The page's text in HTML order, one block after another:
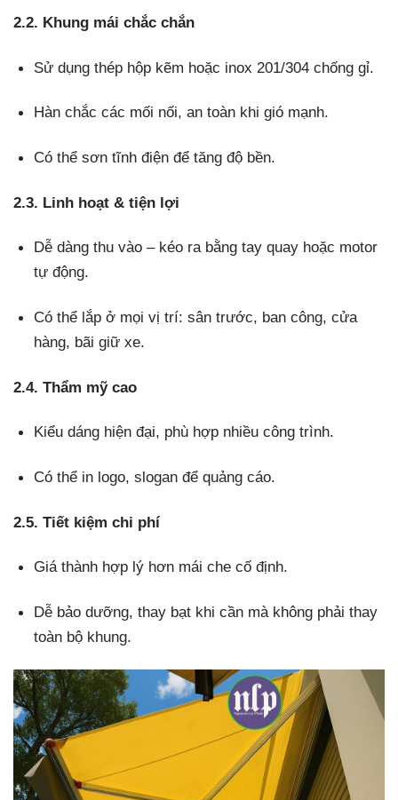
2.2. Khung mái chắc chắn
Sử dụng thép hộp kẽm hoặc inox 201/304 chống gỉ.
Hàn chắc các mối nối, an toàn khi gió mạnh.
Có thể sơn tĩnh điện để tăng độ bền.
2.3. Linh hoạt & tiện lợi
Dễ dàng thu vào – kéo ra bằng tay quay hoặc motor
tự động.
Có thể lắp ở mọi vị trí: sân trước, ban công, cửa
hàng, bãi giữ xe.
2.4. Thẩm mỹ cao
Kiểu dáng hiện đại, phù hợp nhiều công trình.
Có thể in logo, slogan để quảng cáo.
2.5. Tiết kiệm chi phí
Giá thành hợp lý hơn mái che cố định.
Dễ bảo dưỡng, thay bạt khi cần mà không phải thay
toàn bộ khung.